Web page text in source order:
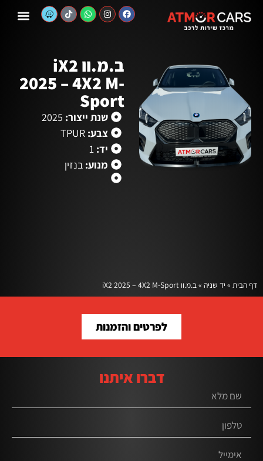
ב.מ.וו iX2
2025 – 4X2 M-
Sport
שנת ייצור: 2025
צבע: TPUR
יד: 1
מנוע: בנזין
דף הבית »יד שניה »ב.מ.וו iX2 2025 – 4X2 M-Sport
לפרטים והזמנות
דברו איתנו